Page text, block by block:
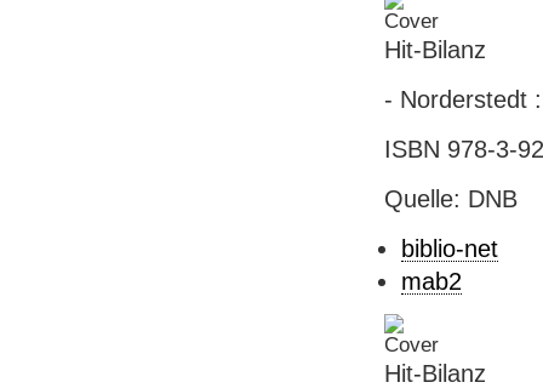
Hit-Bilanz
- Norderstedt
ISBN 978-3-
Quelle: DNB
biblio-net
mab2
Hit-Bilanz